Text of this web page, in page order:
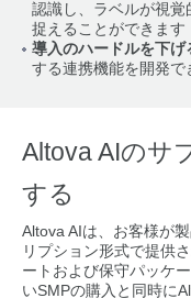
認識し、ラベルが視
捉えることができます
導入のハードルを下げ
する連携機能を開発で
Altova AIのサ
する
Altova AIは、お客様が
リプション形式で提供
ートおよび保守パッケ
いSMPの購入と同時に